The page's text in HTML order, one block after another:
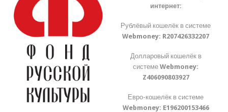
интернет:
Рублёвый кошелёк в системе
Webmoney: R207426332207
Долларовый кошелёк в
системеWebmoney:
Z406090803927
Евро-кошелёк в системе
Webmoney: E196200153466